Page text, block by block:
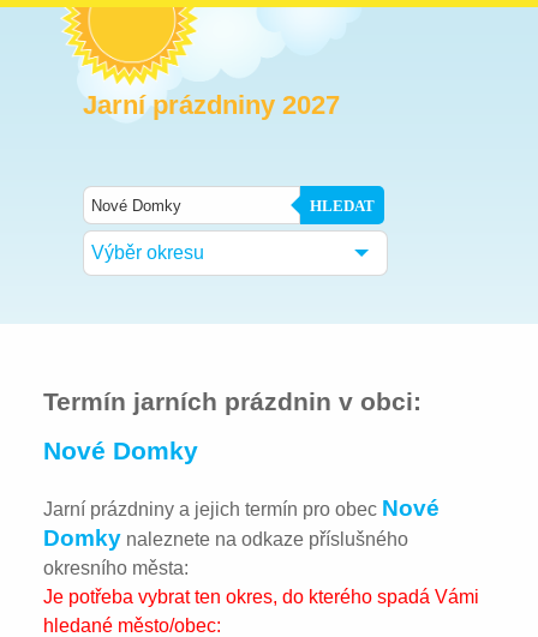
Jarní prázdniny 2027
HLEDAT
Výběr okresu
Termín jarních prázdnin v obci:
Nové Domky
Jarní prázdniny a jejich termín pro obec Nové
Domky naleznete na odkaze příslušného
okresního města:
Je potřeba vybrat ten okres, do kterého spadá Vámi
hledané město/obec: